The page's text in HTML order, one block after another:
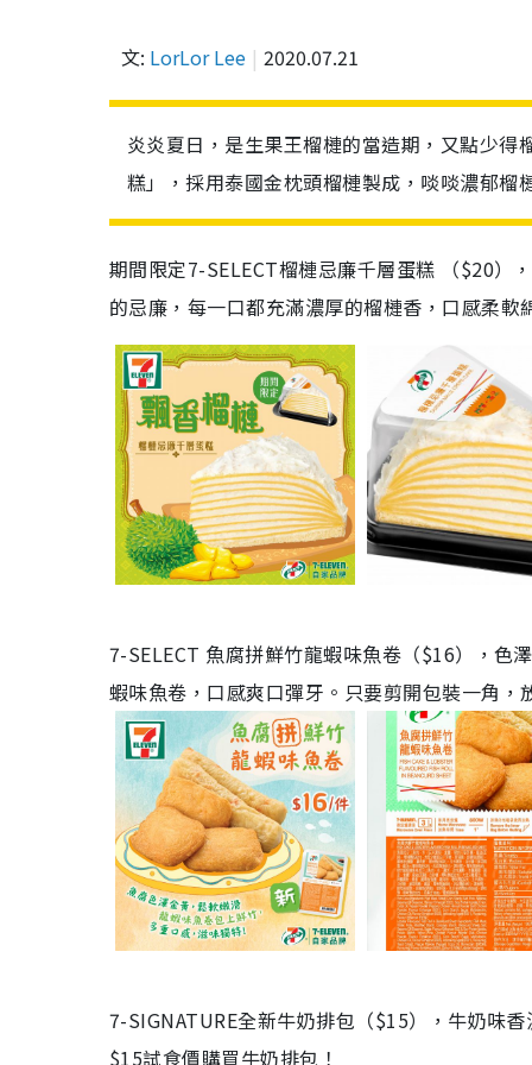
文: LorLor Lee 2020.07.21
炎炎夏日，是生果王榴槤的當造期，又點少
糕」，採用泰國金枕頭榴槤製成，啖啖濃郁榴
期間限定7-SELECT榴槤忌廉千層蛋糕 （$20）
的忌廉，每一口都充滿濃厚的榴槤香，口感柔
7-SELECT 魚腐拼鮮竹龍蝦味魚卷（$16），色
蝦味魚卷，口感爽口彈牙。只要剪開包裝一角，
7-SIGNATURE全新牛奶排包（$15），牛奶味
$15試食價購買牛奶排包！